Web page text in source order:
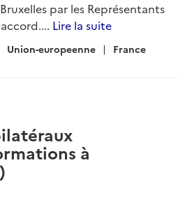
par les Représentants
Lire la suite
Union-europeenne France
à